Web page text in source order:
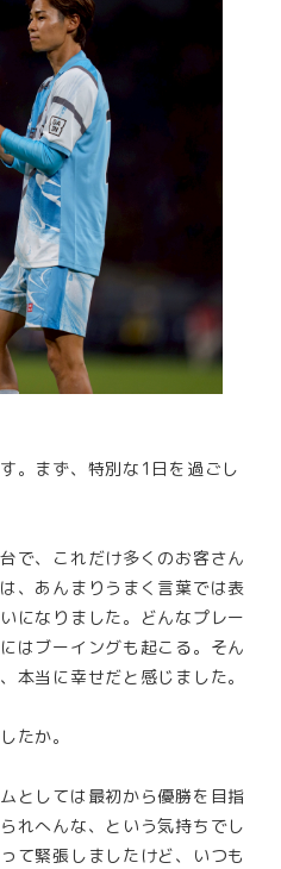
。まず、特別な1日を過ごし
で、これだけ多くのお客さん
、あんまりうまく言葉では表
になりました。どんなプレー
はブーイングも起こる。そん
本当に幸せだと感じました。
たか。
としては最初から優勝を目指
れへんな、という気持ちでし
て緊張しましたけど、いつも